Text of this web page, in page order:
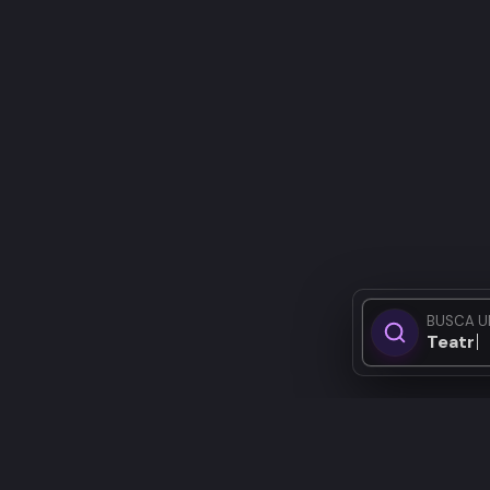
BUSCA
Teatro